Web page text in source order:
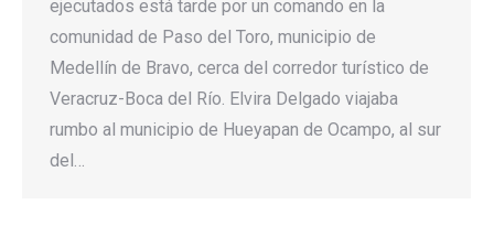
ejecutados está tarde por un comando en la
comunidad de Paso del Toro, municipio de
Medellín de Bravo, cerca del corredor turístico de
Veracruz-Boca del Río. Elvira Delgado viajaba
rumbo al municipio de Hueyapan de Ocampo, al sur
del…